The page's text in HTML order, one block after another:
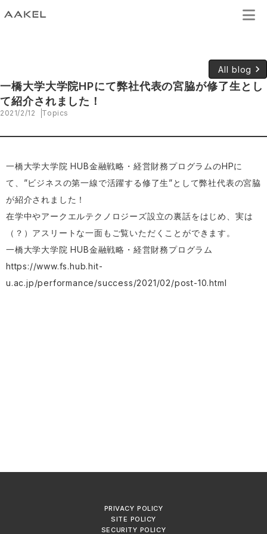
All blog keyboard_arrow_right
一橋大学大学院HPにて弊社代表の宮脇が修了生とし
て紹介されました！
2021/2/12 Topics
一橋大学大学院 HUB金融戦略・経営財務プログラムのHPに
て、”ビジネスの第一線で活躍する修了生”として弊社代表の宮脇
が紹介されました！
在学中やアークエルテクノロジーズ設立の裏話をはじめ、実は
（？）アスリートな一面もご覧いただくことができます。
一橋大学大学院 HUB金融戦略・経営財務プログラム
https://www.fs.hub.hit-
u.ac.jp/performance/success/2021/02/post-10.html
PRIVACY POLICY
SITE POLICY
SECURITY POLICY